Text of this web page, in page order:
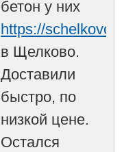
бетон у них
https://
в Щелково.
Доставили
быстро, по
низкой цене.
Остался